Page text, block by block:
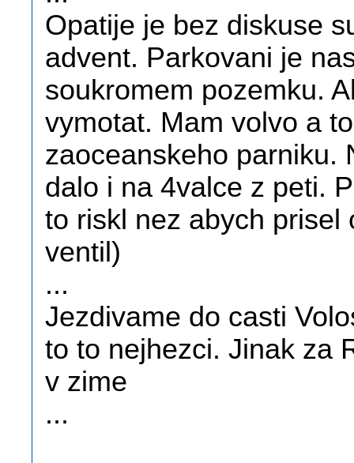
Opatije je bez diskuse
advent. Parkovani je
soukromem pozemku.
vymotat. Mam volvo a
zaoceanskeho parniku.
dalo i na 4valce z peti.
to riskl nez abych prisel
ventil)
...
Jezdivame do casti
to to nejhezci. Jinak za
v zime
...